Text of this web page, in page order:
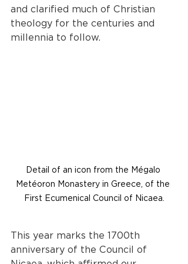
and clarified much of Christian
theology for the centuries and
millennia to follow.
Detail of an icon from the Mégalo
Metéoron Monastery in Greece, of the
First Ecumenical Council of Nicaea.
This year marks the 1700th
anniversary of the Council of